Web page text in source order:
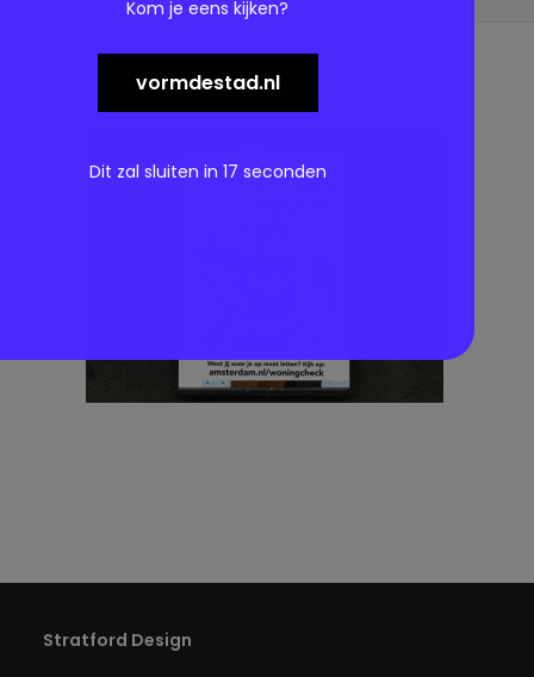
Stratford Design
Kom je eens kijken?
vormdestad.nl
Dit zal sluiten in 17 seconden